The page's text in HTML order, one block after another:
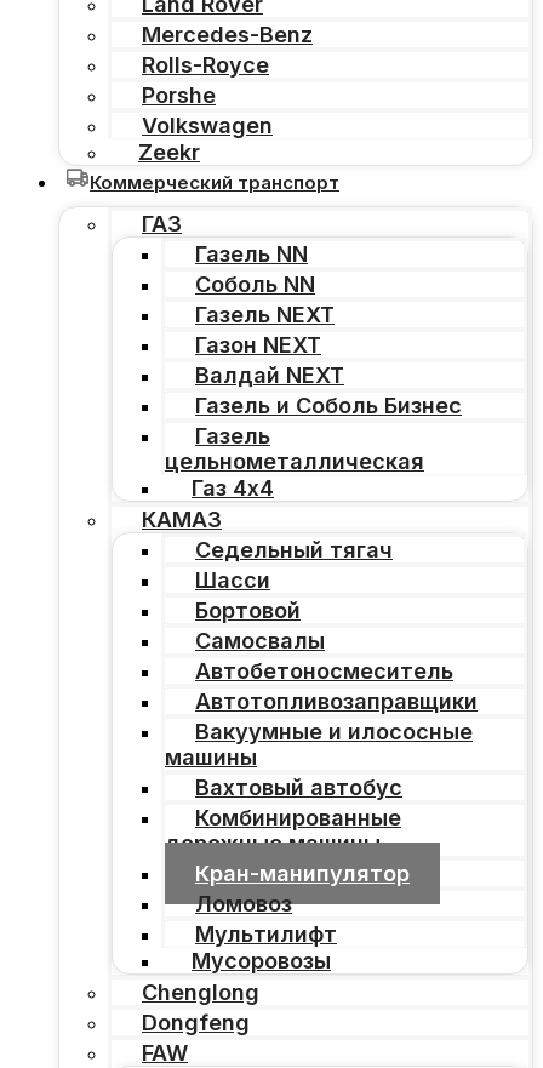
Mercedes-Benz
Rolls-Royce
Porshe
Volkswagen
Zeekr
Коммерческий транспорт
ГАЗ
Газель NN
Соболь NN
Газель NEXT
Газон NEXT
Валдай NEXT
Газель и Соболь Бизнес
Газель
цельнометаллическая
Газ 4х4
КАМАЗ
Седельный тягач
Шасси
Бортовой
Самосвалы
Автобетоносмеситель
Автотопливозаправщики
Вакуумные и илососные
машины
Вахтовый автобус
Комбинированные
дорожные машины
Кран-манипулятор
Ломовоз
Мультилифт
Мусоровозы
Chenglong
Dongfeng
FAW